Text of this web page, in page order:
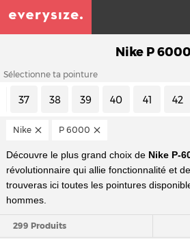
Nike P 6000
Sélectionne ta pointure
37 38 39 40 41 42
Nike P 6000
Découvre le plus grand choix de Nike P-
révolutionnaire qui allie fonctionnalité et
trouveras ici toutes les pointures
hommes.
299 Produits